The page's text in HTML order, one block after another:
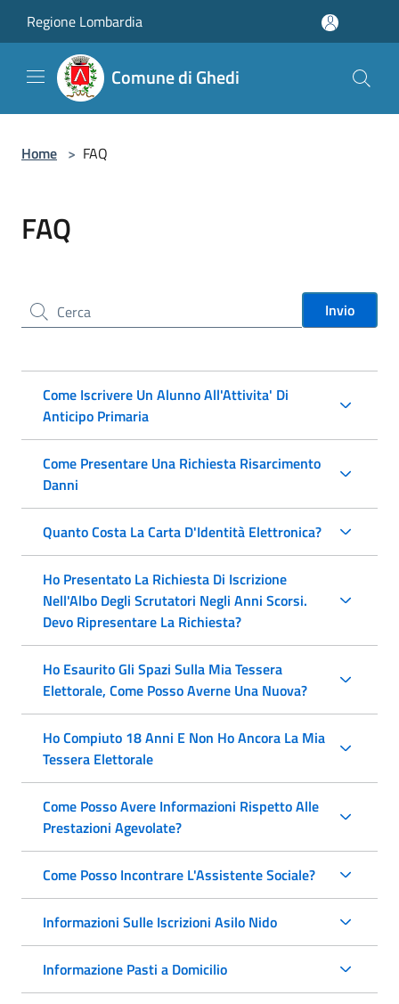
Regione Lombardia
Comune di Ghedi
Home > FAQ
FAQ
Cerca nel sito Invio
Come Iscrivere Un Alunno All'Attivita' Di
Anticipo Primaria
Come Presentare Una Richiesta Risarcimento
Danni
Quanto Costa La Carta D'Identità Elettronica?
Ho Presentato La Richiesta Di Iscrizione
Nell'Albo Degli Scrutatori Negli Anni Scorsi.
Devo Ripresentare La Richiesta?
Ho Esaurito Gli Spazi Sulla Mia Tessera
Elettorale, Come Posso Averne Una Nuova?
Ho Compiuto 18 Anni E Non Ho Ancora La Mia
Tessera Elettorale
Come Posso Avere Informazioni Rispetto Alle
Prestazioni Agevolate?
Come Posso Incontrare L'Assistente Sociale?
Informazioni Sulle Iscrizioni Asilo Nido
Informazione Pasti a Domicilio